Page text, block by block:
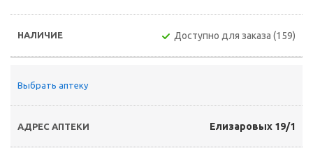
Доступно для заказа (159)
Выбрать аптеку
Елизаровых 19/1